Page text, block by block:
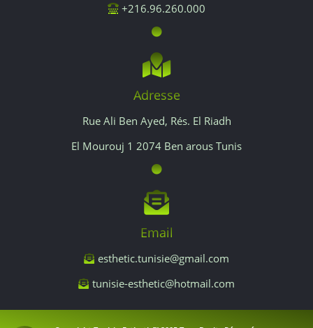
+216.96.260.000
Adresse
Rue Ali Ben Ayed, Rés. El Riadh
El Mourouj 1 2074 Ben arous Tunis
Email
esthetic.tunisie@gmail.com
tunisie-esthetic@hotmail.com